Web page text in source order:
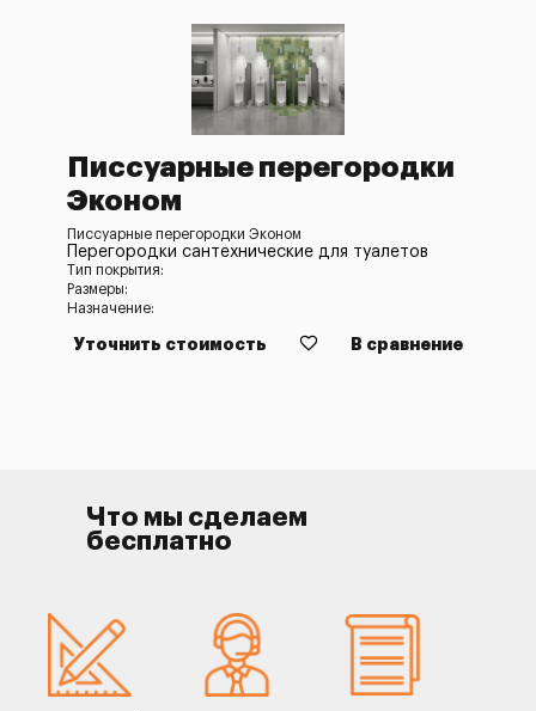
Писсуарные перегородки
Эконом
Писсуарные перегородки Эконом
Перегородки сантехнические для туалетов
Тип покрытия:
Размеры:
Назначение:
Уточнить стоимость В сравнение
Что мы сделаем
бесплатно